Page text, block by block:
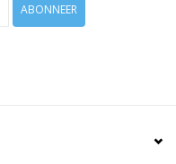
ABONNEER